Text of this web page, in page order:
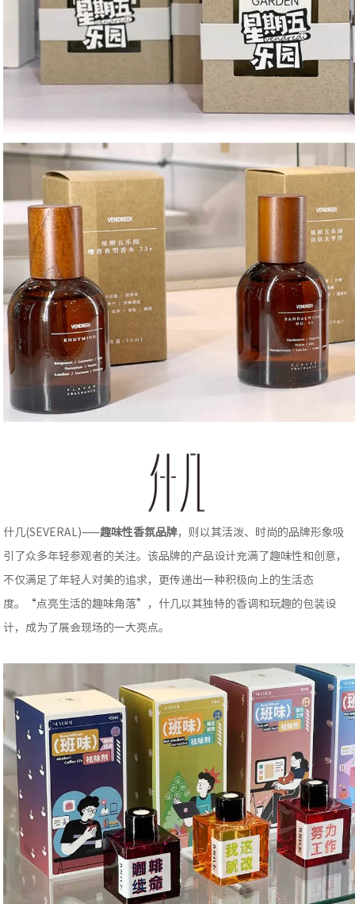
什几(SEVERAL)——趣味性香氛品牌，则以其活泼、时尚的品牌形象吸
引了众多年轻参观者的关注。该品牌的产品设计充满了趣味性和创意，
不仅满足了年轻人对美的追求，更传递出一种积极向上的生活态
度。“点亮生活的趣味角落”，什几以其独特的香调和玩趣的包装设
计，成为了展会现场的一大亮点。